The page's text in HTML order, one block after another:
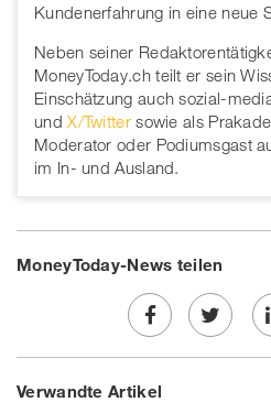
Kundenerfahrung in eine neue
Neben seiner
MoneyToday.ch teilt er sein
Einschätzung auch sozial-
undX/Twittersowie als
Moderator oder Podiumsgast
im In- und Ausland.
MoneyToday-News teilen
Share
on
Twe
Verwandte Artikel